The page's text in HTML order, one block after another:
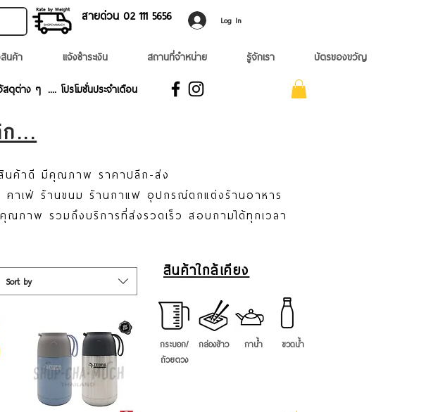
สายด่วน 02 ​111 5656 Log In
นค้า แจ้งชำระเงิน สถานที่จำหน่าย รู้จักเรา บัตรของขวัญ
สดุต่าง ๆ .... โปรโมชั่นประจำเดือน
...
นค้าดี มีคุณภาพ ราคาปลีก-ส่ง
คาเฟ่ ร้านขนม ร้านกาแฟ อุปกรณ์ตกแต่งร้านอาหาร
ภาพ รวมถึงบริการที่ส่งรวดเร็ว สอบถามได้ทุกเวลา
Sort by
สินค้าใกล้เคียง
กระบอก/
ถ้วยตวง
กล่องข้าว กาน้ำ ขวดน้ำ